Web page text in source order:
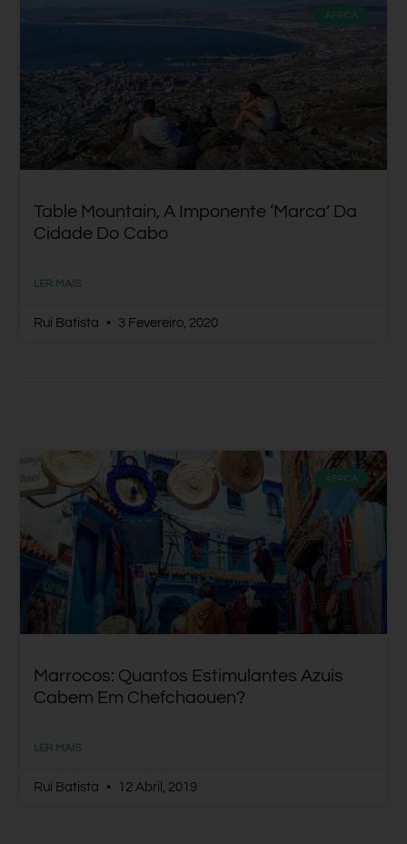
ÁFRICA
Table Mountain, A Imponente ‘marca’ Da
Cidade Do Cabo
LER MAIS
Rui Batista 3 Fevereiro, 2020
ÁFRICA
Marrocos: Quantos Estimulantes Azuis
Cabem Em Chefchaouen?
LER MAIS
Rui Batista 12 Abril, 2019